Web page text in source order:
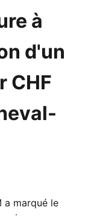
à
d'un
CHF
a marqué le